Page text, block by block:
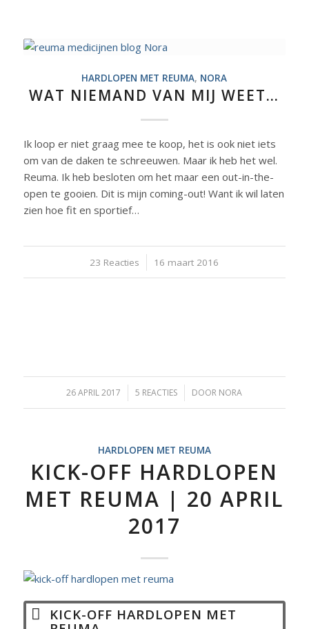
HARDLOPEN MET REUMA, NORA
WAT NIEMAND VAN MIJ WEET…
Ik loop er niet graag mee te koop, het is ook niet iets
om van de daken te schreeuwen. Maar ik heb het wel.
Reuma. Ik heb besloten om het maar een out-in-the-
open te gooien. Dit is mijn coming-out! Want ik wil laten
zien hoe fit en sportief…
23 Reacties
/ 16 maart 2016
26 APRIL 2017
/ 5 REACTIES
/ DOOR NORA
HARDLOPEN MET REUMA
KICK-OFF HARDLOPEN
MET REUMA | 20 APRIL
2017
KICK-OFF HARDLOPEN MET